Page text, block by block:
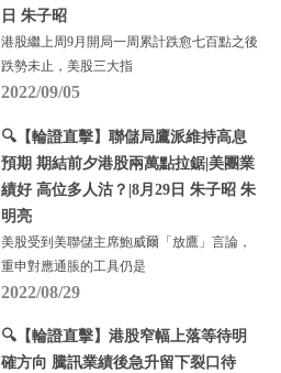
日 朱子昭
港股繼上周9月開局一周累計跌愈七百點之後
跌勢未止，美股三大指
2022/09/05
🔍【輪證直擊】聯儲局鷹派維持高息
預期 期結前夕港股兩萬點拉鋸|美團業
績好 高位多人沽？|8月29日 朱子昭 朱
明亮
美股受到美聯儲主席鮑威爾「放鷹」言論，
重申對應通脹的工具仍是
2022/08/29
🔍【輪證直擊】港股窄幅上落等待明
確方向 騰訊業績後急升留下裂口待